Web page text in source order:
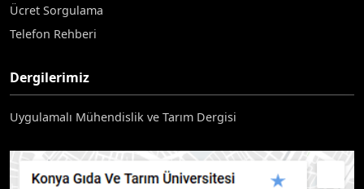
Ücret Sorgulama
Telefon Rehberi
Dergilerimiz
Uygulamalı Mühendislik ve Tarım Dergisi